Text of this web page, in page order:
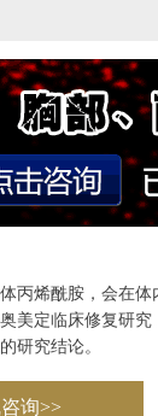
丙烯酰胺，会在
美定临床修复研
研究结论。
询>>